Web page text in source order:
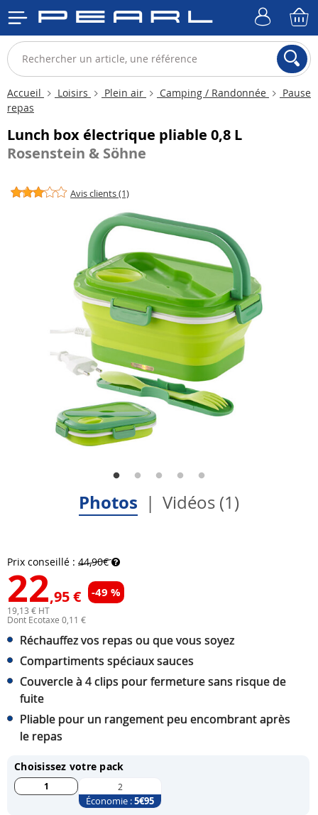
Accueil Loisirs Plein air Camping / Randonnée
Pause
repas
Lunch box électrique pliable 0,8 L
Rosenstein & Söhne
Avis clients (1)
Photos Vidéos (1)
Prix conseillé : 44,90€
22,95 € -49 %
19,13 € HT
Dont Ecotaxe 0,11 €
Réchauffez vos repas ou que vous soyez
Compartiments spéciaux sauces
Couvercle à 4 clips pour fermeture sans risque de
fuite
Pliable pour un rangement peu encombrant après
le repas
Choisissez votre pack
1 2
Économie :5€95